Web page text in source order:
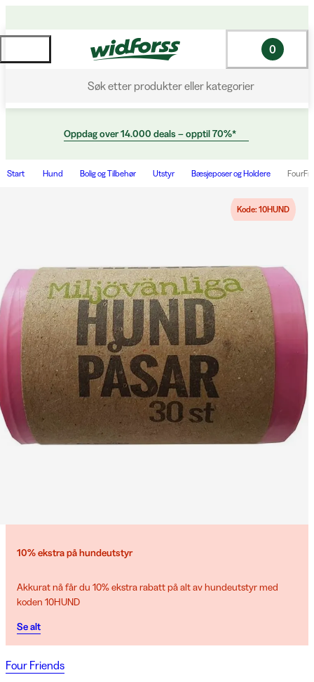
Søk etter produkter eller kategorier
0
Oppdag over 14.000 deals – opptil 70%*
Start Hund Bolig og Tilbehør Utstyr Bæsjeposer og Holdere
Kode: 10HUND
10% ekstra på hundeutstyr
Akkurat nå får du 10% ekstra rabatt på alt av hundeutstyr med
koden 10HUND
Se alt
Four Friends